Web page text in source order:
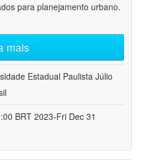
para planejamento urbano.
mais
Estadual Paulista Júlio
BRT 2023-Fri Dec 31